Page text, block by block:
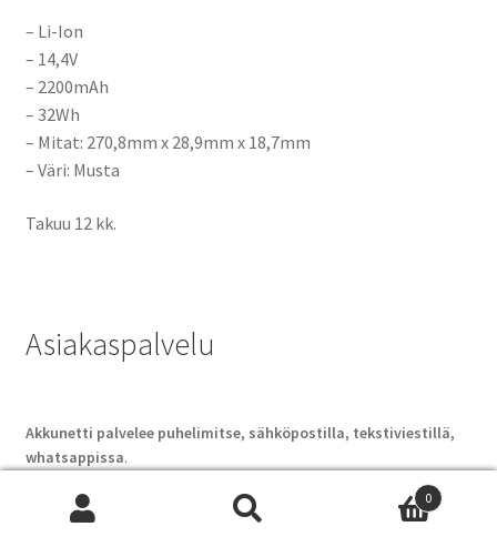
– Li-Ion
– 14,4V
– 2200mAh
– 32Wh
– Mitat: 270,8mm x 28,9mm x 18,7mm
– Väri: Musta
Takuu 12 kk.
Asiakaspalvelu
Akkunetti palvelee puhelimitse, sähköpostilla, tekstiviestillä,
whatsappissa.
Lisäksi asiakaspalveluaikoina chatissa.
0